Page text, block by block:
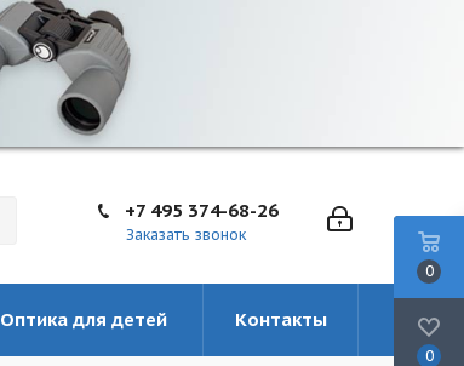
+7 495 374-68-26
Заказать звонок
Оптика для детей Контакты
0
0